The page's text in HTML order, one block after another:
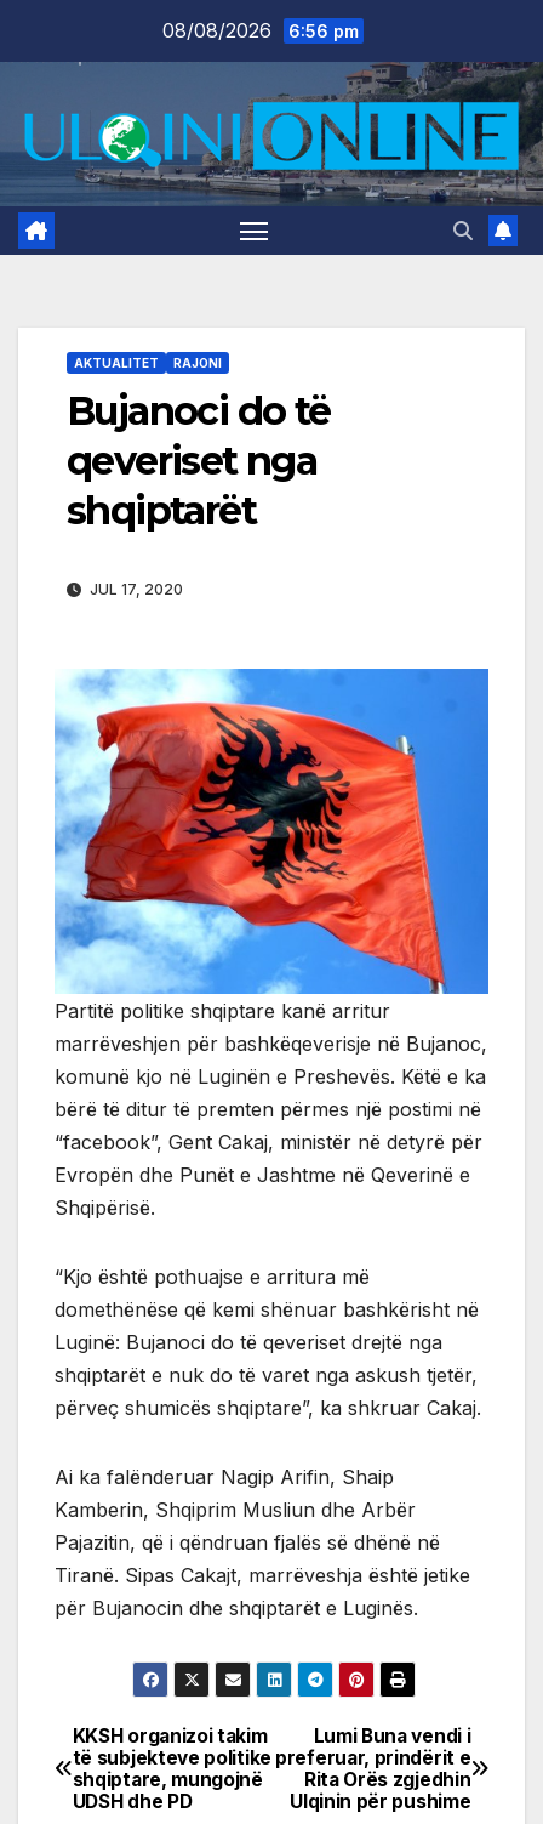
08/08/2026 6:56 pm
AKTUALITET RAJONI
Bujanoci do të
qeveriset nga
shqiptarët
JUL 17, 2020
Partitë politike shqiptare kanë arritur
marrëveshjen për bashkëqeverisje në Bujanoc,
komunë kjo në Luginën e Preshevës. Këtë e ka
bërë të ditur të premten përmes një postimi në
“facebook”, Gent Cakaj, ministër në detyrë për
Evropën dhe Punët e Jashtme në Qeverinë e
Shqipërisë.
“Kjo është pothuajse e arritura më
domethënëse që kemi shënuar bashkërisht në
Luginë: Bujanoci do të qeveriset drejtë nga
shqiptarët e nuk do të varet nga askush tjetër,
përveç shumicës shqiptare”, ka shkruar Cakaj.
Ai ka falënderuar Nagip Arifin, Shaip
Kamberin, Shqiprim Musliun dhe Arbër
Pajazitin, që i qëndruan fjalës së dhënë në
Tiranë. Sipas Cakajt, marrëveshja është jetike
për Bujanocin dhe shqiptarët e Luginës.
Post
navigation
Lumi Buna vendi i
preferuar, prindërit e
Rita Orës zgjedhin
Ulqinin për pushime
KKSH organizoi takim
të subjekteve politike
shqiptare, mungojnë
UDSH dhe PD